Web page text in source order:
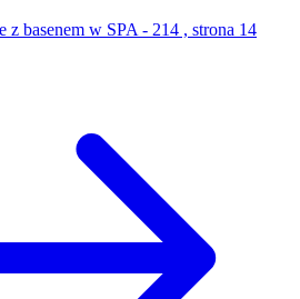
z basenem w SPA - 214 , strona 14